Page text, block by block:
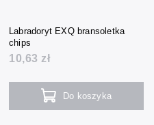
Labradoryt EXQ bransoletka
chips
10,63 zł
Do koszyka